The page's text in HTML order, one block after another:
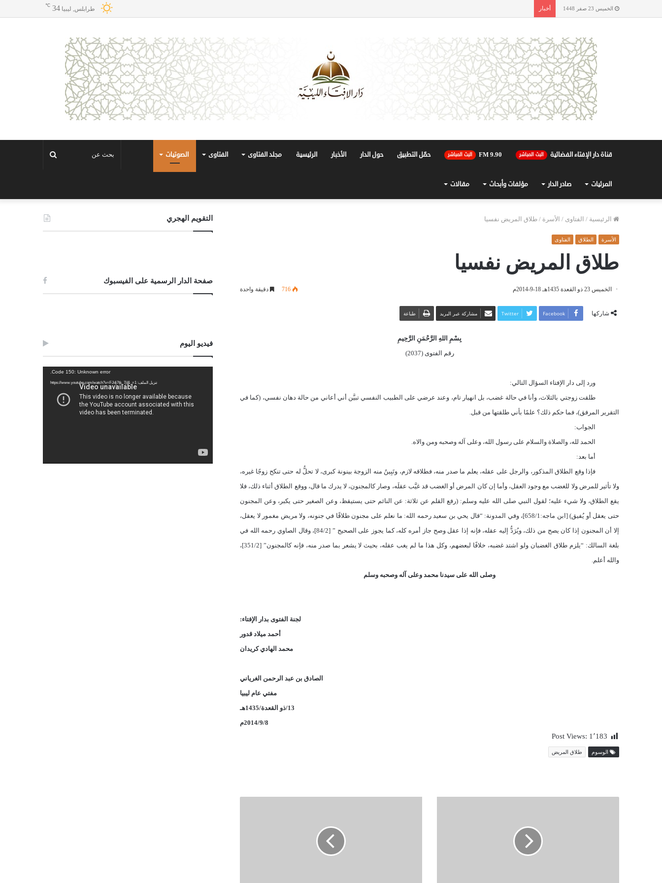
الخميس 23 صفر 1448 أخبار طرابلس, ليبيا 34
℃
قناة دار الإفتاء الفضائية البث المباشر 90.FM 9 البث المباشر حمّل التطبيق حول الدار الأخبار الرئيسية مجلد الفتاوى الفتاوى الصوتيات
المرئيات صادر الدار مؤلفات وأبحاث مقالات
الرئيسية / الفتاوى / الأسرة / طلاق المريض نفسيا
الأسرة الطلاق الفتاوى
طلاق المريض نفسيا
الخميس 23 ذو القعدة 1435هـ 18-9-2014م 716 دقيقة واحدة
شاركها Facebook
Twitter مشاركة عبر البريد طباعة
بِسْمِ اللهِ الرَّحْمَنِ الرَّحِيمِ
رقم الفتوى (2037)
ورد إلى دار الإفتاء السؤال التالي:
طلقت زوجتي بالثلاث، وأنا في حالة غضب، بل انهيار تام، وعند عرضي على الطبيب النفسي تبيَّن أني أعاني من حالة دهان نفسي، (كما في
التقرير المرفق)، فما حكم ذلك؟ علمًا بأني طلقتها من قبل.
الجواب:
الحمد لله، والصلاة والسلام على رسول الله، وعلى آله وصحبه ومن والاه.
أما بعد:
فإذا وقع الطلاق المذكور، والرجل على عقله، يعلم ما صدر منه، فطلاقه لازم، وتَبِينُ منه الزوجة بينونة كبرى، لا تحلُّ له حتى تنكح زوجًا غيره،
ولا تأثير للمرض ولا للغضب مع وجود العقل، وأما إن كان المرض أو الغضب قد غيَّب عقلَه، وصار كالمجنون، لا يدرك ما قال، ووقع الطلاق أثناء ذلك، فلا
يقع الطلاق، ولا شيء عليه؛ لقول النبي صلى الله عليه وسلم: (رفع القلم عن ثلاثة: عن النائم حتى يستيقظ، وعن الصغير حتى يكبر، وعن المجنون
حتى يعقل أو يُفيق) [ابن ماجه:658/1]، وفي المدونة: “قال يحي بن سعيد رحمه الله: ما نعلم على مجنون طلاقًا في جنونه، ولا مريض مغمور لا يعقل،
إلا أن المجنون إذا كان يصح من ذلك، ويُرَدُّ إليه عقله، فإنه إذا عقل وصح جاز أمره كله، كما يجوز على الصحيح ” [84/2]، و
قال الصاوي رحمه الله في
بلغة السالك: “يلزم طلاق الغضبان ولو اشتد غضبه، خلافًا لبعضهم، وكل هذا ما لم يغب عقله، بحيث لا يشعر بما صدر منه، فإنه كالمجنون”
[351/2]،
والله أعلم.
وصلى الله على سيدنا محمد وعلى آله وصحبه وسلم
لجنة الفتوى بدار الإفتاء:
أحمد ميلاد قدور
محمد الهادي كريدان
الصادق بن عبد الرحمن الغرياني
مفتي عام ليبيا
13/ذو القعدة/1435هـ
2014/9/8م
Post Views: 1٬183
الوسوم طلاق المريض
التقويم الهجري
صفحة الدار الرسمية على الفيسبوك
فيديو اليوم
Code 150: Unknown error.
تنزيل الملف: https://www.youtube.com/watch?v=FJdj7tk_7jI&_=1